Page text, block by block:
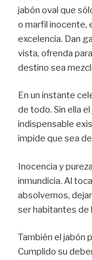
jabón oval que
o marfil inocente,
excelencia. Dan
vista, ofrenda
destino sea
En un instante
de todo. Sin ella
indispensable
impide que sea
Inocencia y
inmundicia. Al
absolvernos,
ser habitantes de
También el jabón
Cumplido su